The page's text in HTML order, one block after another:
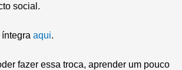
social.
aqui.
fazer essa troca, aprender um pouco